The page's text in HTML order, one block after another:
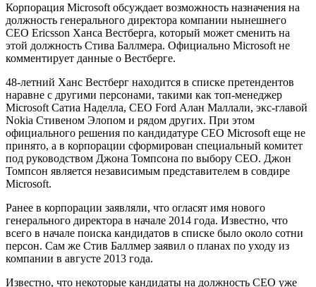
Корпорация Microsoft обсуждает возможность назначения на
должность генерального директора компании нынешнего
CEO Ericsson Ханса Вестберга, который может сменить на
этой должность Стива Баллмера. Официально Microsoft не
комментирует данные о Вестберге.
48-летний Ханс Вестберг находится в списке претендентов
наравне с другими персонами, такими как топ-менеджер
Microsoft Сатиа Наделла, CEO Ford Алан Маллали, экс-главой
Nokia Стивеном Элопом и рядом других. При этом
официального решения по кандидатуре CEO Microsoft еще не
принято, а в корпорации сформирован специальный комитет
под руководством Джона Томпсона по выбору CEO. Джон
Томпсон является независимым представителем в совдире
Microsoft.
Ранее в корпорации заявляли, что огласят имя нового
генерального директора в начале 2014 года. Известно, что
всего в начале поиска кандидатов в списке было около сотни
персон. Сам же Стив Баллмер заявил о планах по уходу из
компании в августе 2013 года.
Известно, что некоторые кандидаты на должность CEO уже